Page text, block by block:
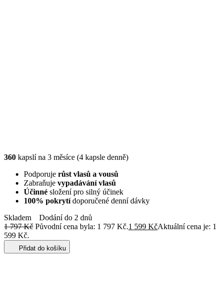
360 kapslí na 3 měsíce (4 kapsle denně)
Podporuje růst vlasů a vousů
Zabraňuje vypadávání vlasů
Účinné složení pro silný účinek
100% pokrytídoporučené denní dávky
Skladem
Dodání do 2 dnů
1 797Kč Původní cena byla: 1 797 Kč.1 599 KčAktuální cena je: 1
599 Kč.
Přidat do košíku